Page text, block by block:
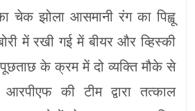
चेक झोला आसमानी रंग का पिह्वू
में रखी गई में बीयर और व्हिस्की
के क्रम में दो व्यक्ति मौके से
की टीम द्वारा तत्काल